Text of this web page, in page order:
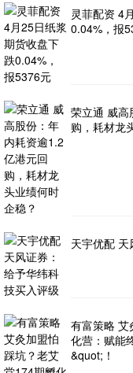
灵菲配资 4
0.04%，报
荣立通 威高
购，耗材龙
天宇优配
有富策略 艾
化营：赋能
&quot;！